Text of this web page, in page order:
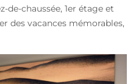
de-chaussée, 1er étage et
des vacances mémorables,